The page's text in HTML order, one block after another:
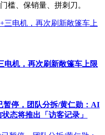
槛、保销量、拼刺刀。
电机，再次刷新敞篷车上限
暂停，团队分拆/黄仁勋：AI
态将推出「访客记录」